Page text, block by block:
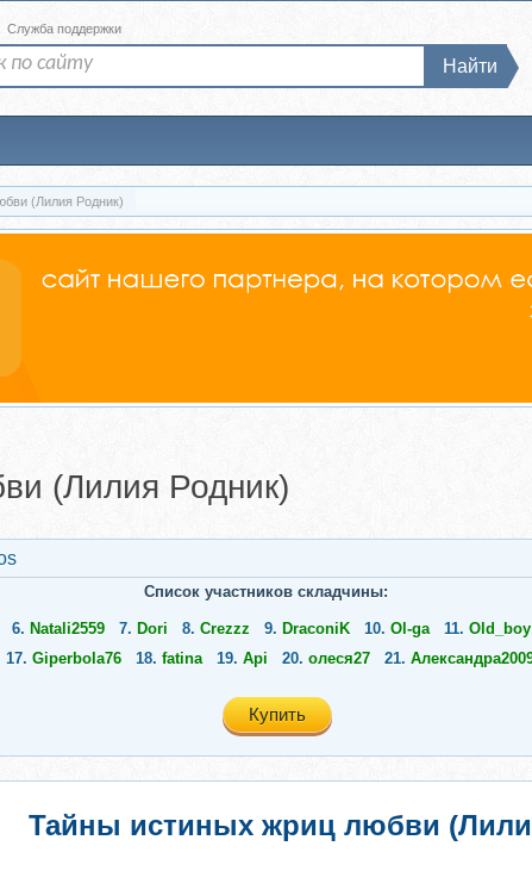
Служба поддержки
Найти
(Лилия Родник)
(Лилия Родник)
Список участников складчины:
6. Natali2559 7. Dori 8. Crezzz 9. DraconiK 10. Ol-ga 11. Old_boy
17. Giperbola76 18. fatina 19. Api 20. олеся27 21.
Купить
Тайны истиных жриц любви